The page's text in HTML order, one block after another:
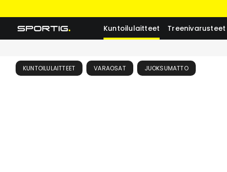
Kuntoilulaitteet Treenivarusteet
KUNTOILULAITTEET VARAOSAT JUOKSUMATTO